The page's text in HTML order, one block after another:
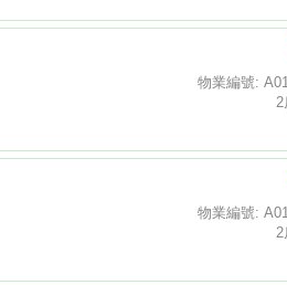
物業編號:
2
物業編號:
2